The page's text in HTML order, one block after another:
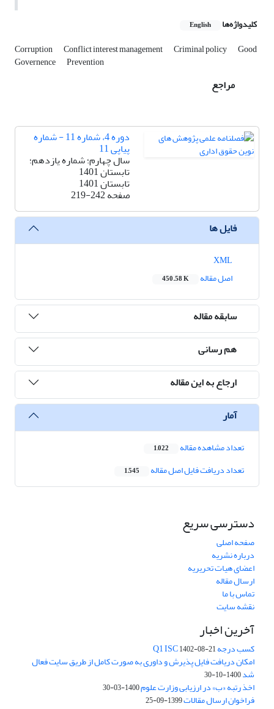
کلیدواژه‌ها English
Corruption Conflict interest management Criminal policy Good
Governence Prevention
مراجع
دوره 4، شماره 11 - شماره
پیاپی 11
سال چهارم؛ شماره یازدهم؛
تابستان 1401
تابستان 1401
صفحه219-242
فایل ها
اصل مقاله
450.58 K
سابقه مقاله
هم رسانی
ارجاع به این مقاله
آمار
تعداد مشاهده مقاله 1,022
تعداد دریافت فایل اصل مقاله 1,545
دسترسی سریع
صفحه اصلی
درباره نشریه
اعضای هیات تحریریه
ارسال مقاله
تماس با ما
نقشه سایت
آخرین اخبار
کسب درجه Q1 ISC1402-08-21
امکان دریافت فایل پذیرش و داوری به صورت کامل از طریق سایت فعال
شد1400-10-30
اخذ رتبه «ب» در ارزیابی وزارت علوم1400-03-30
فراخوان ارسال مقالات1399-09-25